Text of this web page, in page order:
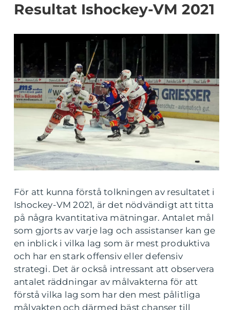
Resultat Ishockey-VM 2021
För att kunna förstå tolkningen av resultatet i
Ishockey-VM 2021, är det nödvändigt att titta
på några kvantitativa mätningar. Antalet mål
som gjorts av varje lag och assistanser kan ge
en inblick i vilka lag som är mest produktiva
och har en stark offensiv eller defensiv
strategi. Det är också intressant att observera
antalet räddningar av målvakterna för att
förstå vilka lag som har den mest pålitliga
målvakten och därmed bäst chanser till